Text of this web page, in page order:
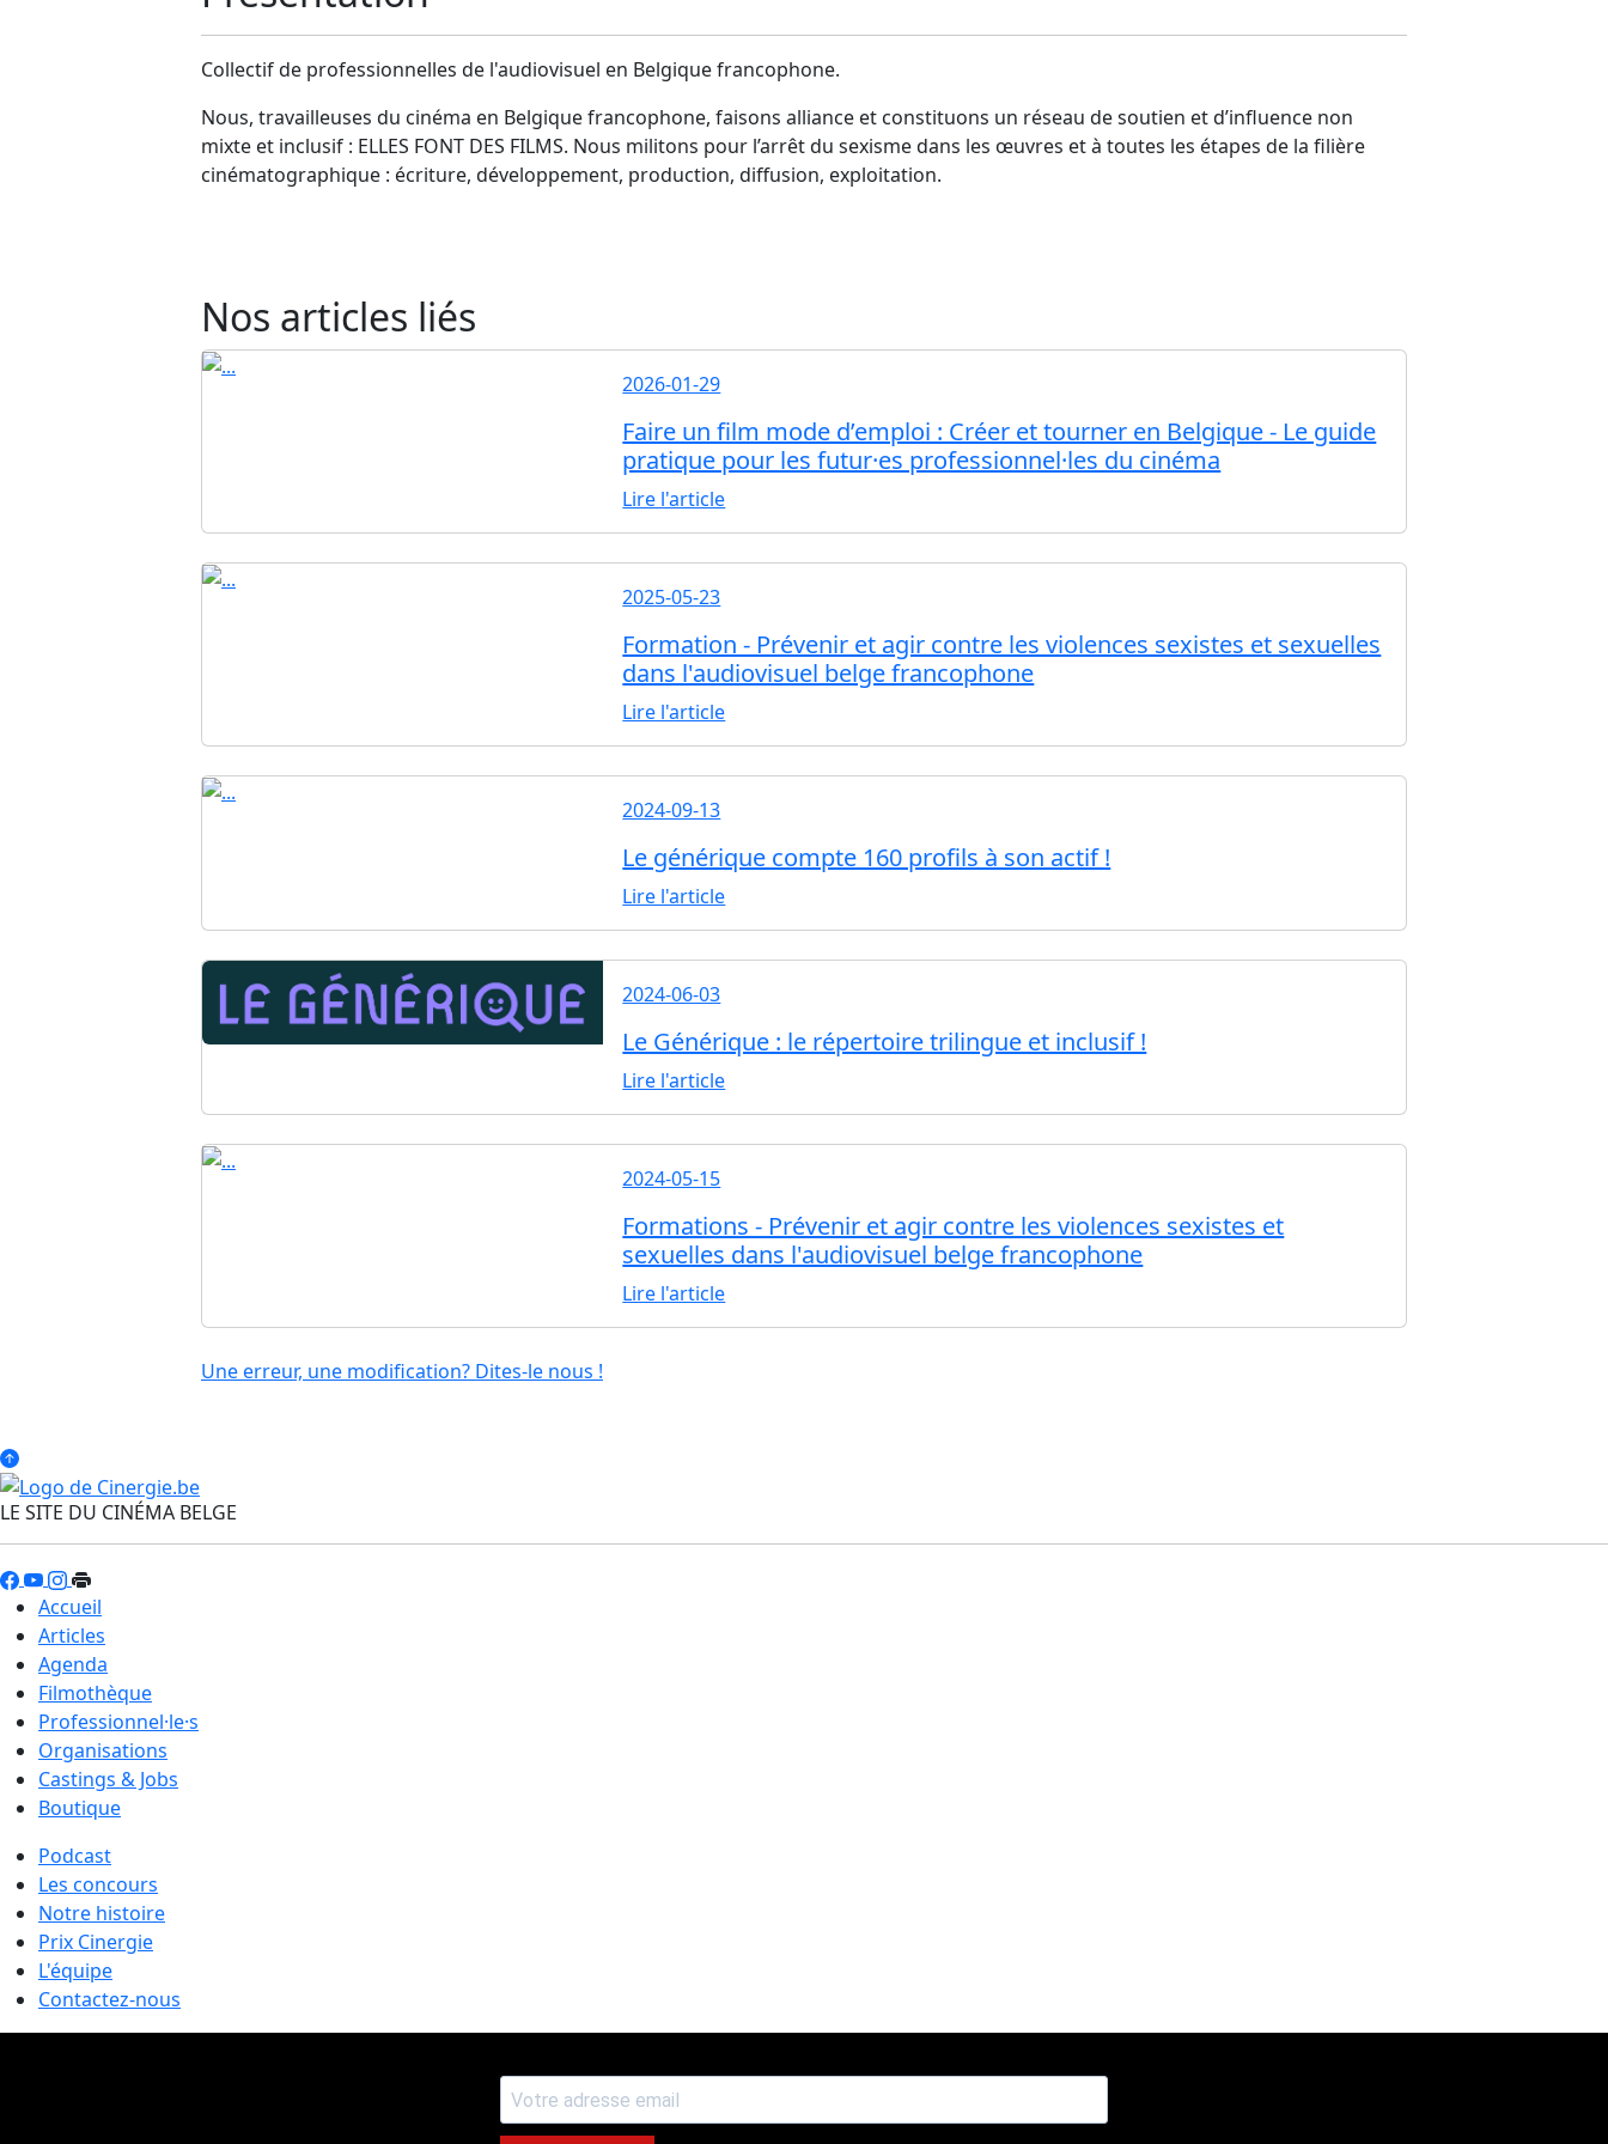
Collectif de professionnelles de l'audiovisuel en Belgique francophone.
Nous, travailleuses du cinéma en Belgique francophone, faisons alliance et constituons un réseau de soutien et d’influence non
mixte et inclusif : ELLES FONT DES FILMS. Nous militons pour l’arrêt du sexisme dans les œuvres et à toutes les étapes de la filière
cinématographique : écriture, développement, production, diffusion, exploitation.
Nos articles liés
2026-01-29
Faire un film mode d’emploi : Créer et tourner en Belgique - Le guide
pratique pour les futur·es professionnel·les du cinéma
Lire l'article
2025-05-23
Formation - Prévenir et agir contre les violences sexistes et sexuelles
dans l'audiovisuel belge francophone
Lire l'article
2024-09-13
Le générique compte 160 profils à son actif !
Lire l'article
2024-06-03
Le Générique : le répertoire trilingue et inclusif !
Lire l'article
2024-05-15
Formations - Prévenir et agir contre les violences sexistes et
sexuelles dans l'audiovisuel belge francophone
Lire l'article
Une erreur, une modification? Dites-le nous !
LE SITE DU CINÉMA BELGE
Accueil
Articles
Agenda
Filmothèque
Professionnel·le·s
Organisations
Castings & Jobs
Boutique
Podcast
Les concours
Notre histoire
Prix Cinergie
L'équipe
Contactez-nous